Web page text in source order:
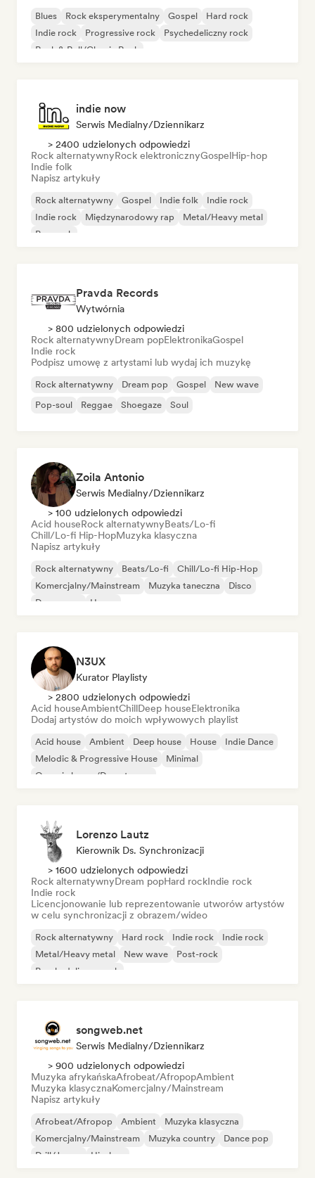
Blues Rock eksperymentalny Gospel
Hard rock
Indie rock
Progressive rock
Psychedeliczny rock
Rock & Roll/Classic Rock
indie now
Serwis Medialny/Dziennikarz
> 2400 udzielonych odpowiedzi
Rock alternatywnyRock elektronicznyGospelHip-hop
Indie folk
Napisz artykuły
Rock alternatywny Gospel Indie folk
Indie rock
Indie rock
Międzynarodowy rap
Metal/Heavy metal
Pop rock
Pravda Records
Wytwórnia
> 800 udzielonych odpowiedzi
Rock alternatywnyDream popElektronikaGospel
Indie rock
Podpisz umowę z artystami lub wydaj ich muzykę
Rock alternatywny Dream pop Gospel
New wave
Pop-soul
Reggae Shoegaze Soul
Zoila Antonio
Serwis Medialny/Dziennikarz
> 100 udzielonych odpowiedzi
Acid houseRock alternatywnyBeats/Lo-fi
Chill/Lo-fi Hip-HopMuzyka klasyczna
Napisz artykuły
Rock alternatywny Beats/Lo-fi
Chill/Lo-fi Hip-Hop
Komercjalny/Mainstream
Muzyka taneczna
Disco
Dream pop
House
N3UX
Kurator Playlisty
> 2800 udzielonych odpowiedzi
Acid houseAmbientChillDeep houseElektronika
Dodaj artystów do moich wpływowych playlist
Acid house Ambient Deep house House
Indie Dance
Melodic & Progressive House
Minimal
Organic house/Downtempo
Lorenzo Lautz
Kierownik Ds. Synchronizacji
> 1600 udzielonych odpowiedzi
Rock alternatywnyDream popHard rockIndie rock
Indie rock
Licencjonowanie lub reprezentowanie utworów artystów
w celu synchronizacji z obrazem/wideo
Rock alternatywny Hard rock Indie rock
Indie rock
Metal/Heavy metal
New wave
Post-rock
Psychedeliczny rock
songweb.net
Serwis Medialny/Dziennikarz
> 900 udzielonych odpowiedzi
Muzyka afrykańskaAfrobeat/AfropopAmbient
Muzyka klasycznaKomercjalny/Mainstream
Napisz artykuły
Afrobeat/Afropop Ambient
Muzyka klasyczna
Komercjalny/Mainstream
Muzyka country
Dance pop
Drill/Jersey
Hip-hop